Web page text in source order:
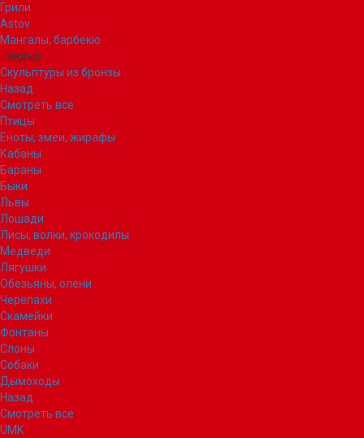
Грили
Astov
Мангалы, барбекю
Тандыр
Скульптуры из бронзы
Назад
Смотреть все
Птицы
Еноты, змеи, жирафы
Кабаны
Бараны
Быки
Львы
Лошади
Лисы, волки, крокодилы
Медведи
Лягушки
Обезьяны, олени
Черепахи
Скамейки
Фонтаны
Слоны
Собаки
Дымоходы
Назад
Смотреть все
UMK